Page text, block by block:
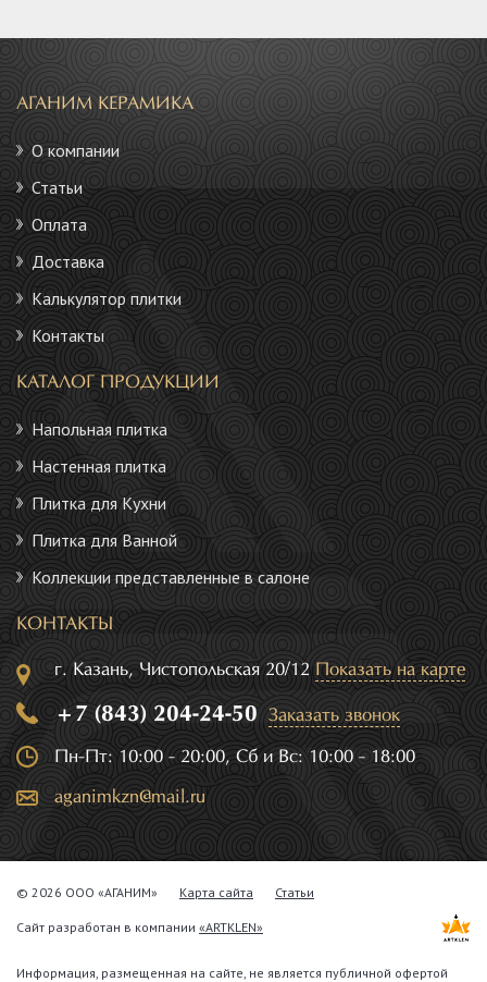
АГАНИМ КЕРАМИКА
О компании
Статьи
Оплата
Доставка
Калькулятор плитки
Контакты
КАТАЛОГ ПРОДУКЦИИ
Напольная плитка
Настенная плитка
Плитка для Кухни
Плитка для Ванной
Коллекции представленные в салоне
КОНТАКТЫ
г. Казань, Чистопольская 20/12 Показать на карте
+7 (843) 204-24-50 Заказать звонок
Пн-Пт: 10:00 - 20:00, Сб и Вс: 10:00 - 18:00
aganimkzn@mail.ru
© 2026 ООО «АГАНИМ» Карта сайта Статьи
Сайт разработан в компании «ARTKLEN»
Информация, размещенная на сайте, не является публичной офертой